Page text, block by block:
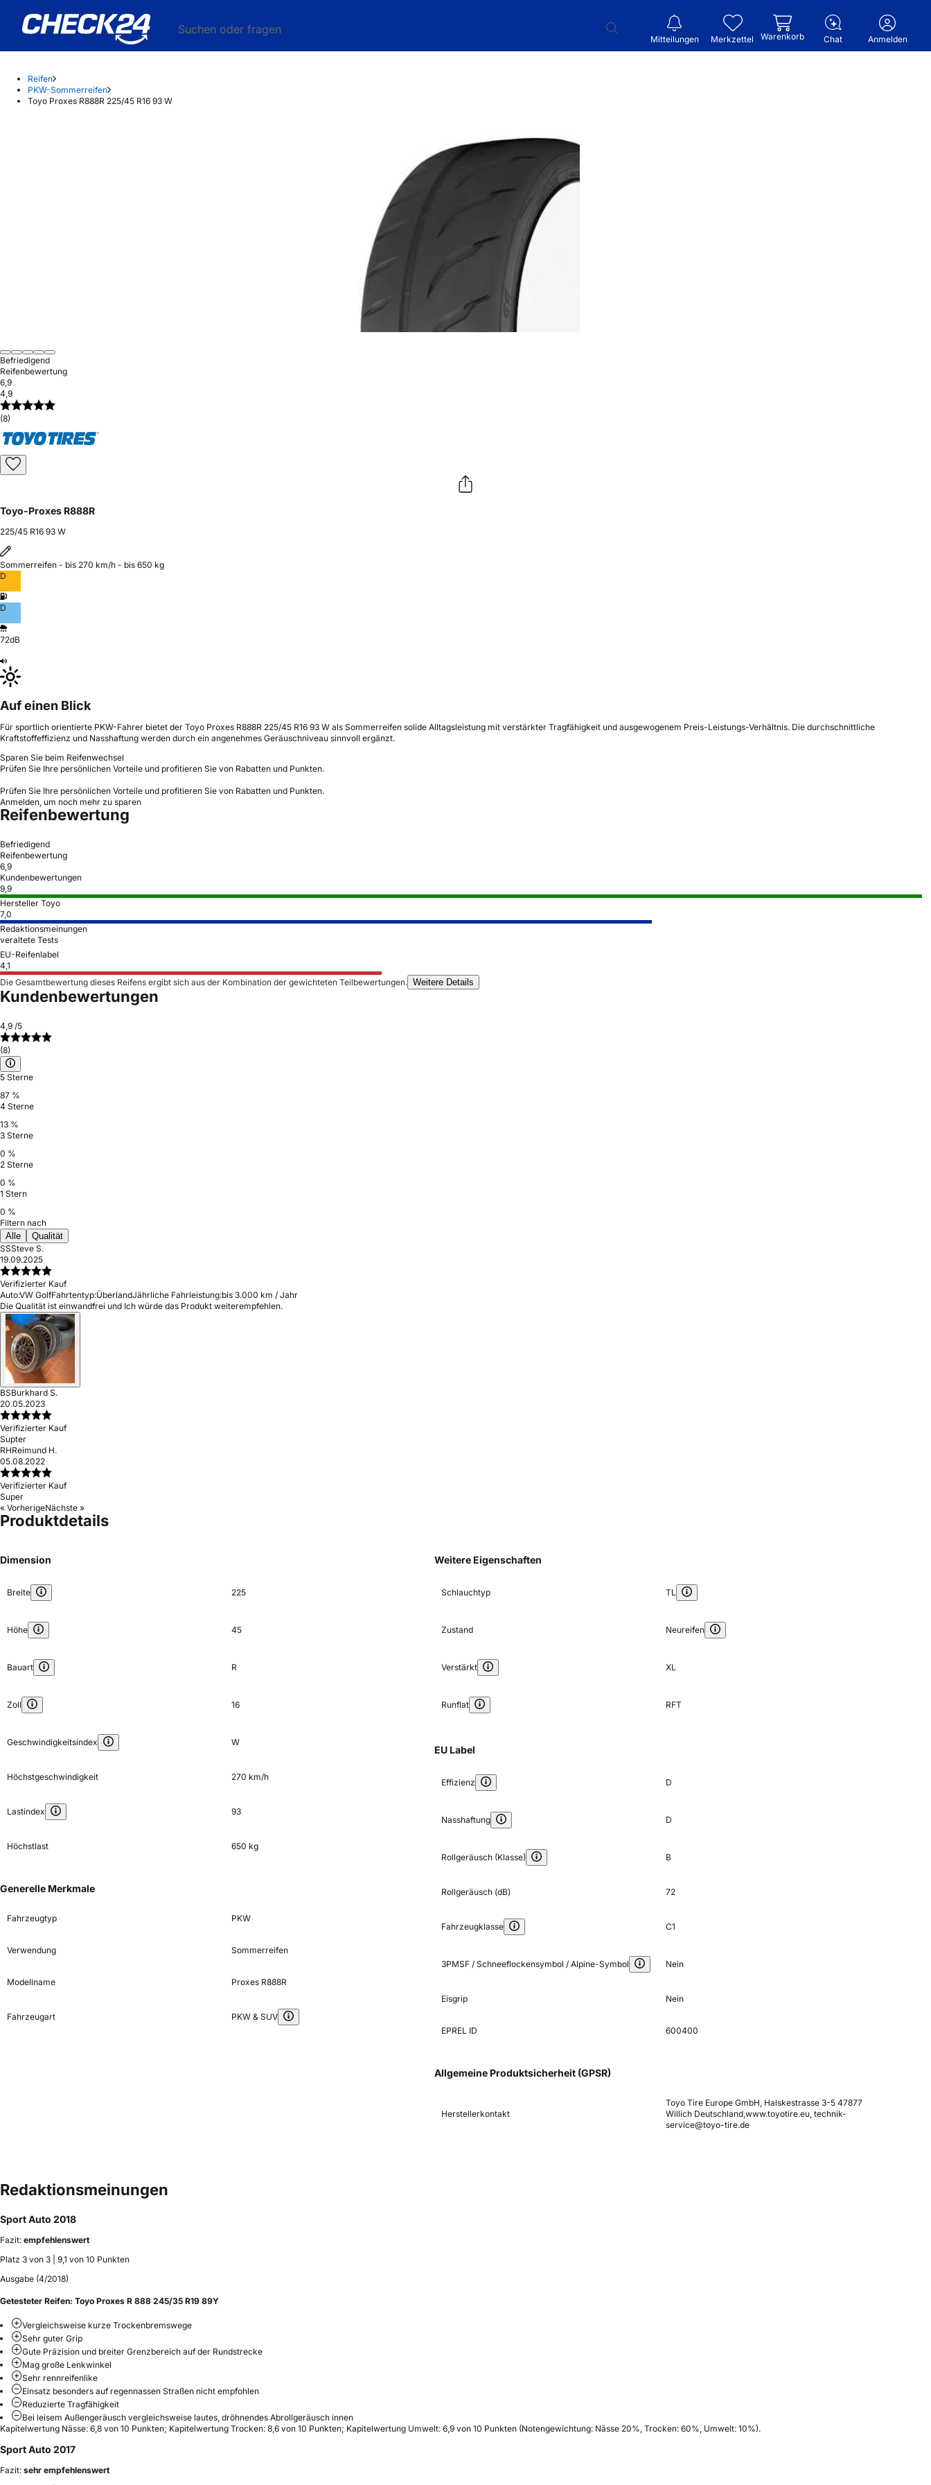
Suchen oder fragen
Mitteilungen Merkzettel Warenkorb Chat Anmelden
Reifen
PKW-Sommerreifen
Toyo Proxes R888R 225/45 R16 93 W
Befriedigend
Reifenbewertung
6,9
4,9
(8)
Toyo-Proxes R888R
225/45 R16 93 W
Sommerreifen - bis 270 km/h - bis 650 kg
D
D
72dB
Auf einen Blick
Für sportlich orientierte PKW-Fahrer bietet der Toyo Proxes R888R 225/45 R16 93 W als Sommerreifen solide Alltagsleistung mit verstärkter Tragfähigkeit und ausgewogenem Preis-Leistungs-Verhältnis. Die durchschnittliche
Kraftstoffeffizienz und Nasshaftung werden durch ein angenehmes Geräuschniveau sinnvoll ergänzt.
Sparen Sie beim Reifenwechsel
Prüfen Sie Ihre persönlichen Vorteile und profitieren Sie von Rabatten und Punkten.
Prüfen Sie Ihre persönlichen Vorteile und profitieren Sie von Rabatten und Punkten.
Anmelden, um noch mehr zu sparen
Reifenbewertung
Befriedigend
Reifenbewertung
6,9
Kundenbewertungen
9,9
Hersteller Toyo
7,0
Redaktionsmeinungen
veraltete Tests
EU-Reifenlabel
4,1
Die Gesamtbewertung dieses Reifens ergibt sich aus der Kombination der gewichteten Teilbewertungen. Weitere Details
Kundenbewertungen
4,9 /5
(8)
5 Sterne
87 %
4 Sterne
13 %
3 Sterne
0 %
2 Sterne
0 %
1 Stern
0 %
Filtern nach
Alle
Qualität
SSSteve S.
19.09.2025
Verifizierter Kauf
Auto:VW GolfFahrtentyp:ÜberlandJährliche Fahrleistung:bis 3.000 km / Jahr
Die Qualität ist einwandfrei und Ich würde das Produkt weiterempfehlen.
BSBurkhard S.
20.05.2023
Verifizierter Kauf
Supter
RHReimund H.
05.08.2022
Verifizierter Kauf
Super
« VorherigeNächste »
Produktdetails
Dimension
Breite 225
Höhe 45
Bauart R
Zoll 16
Geschwindigkeitsindex W
Höchstgeschwindigkeit 270 km/h
Lastindex 93
Höchstlast 650 kg
Generelle Merkmale
Fahrzeugtyp PKW
Verwendung Sommerreifen
Modellname Proxes R888R
Fahrzeugart PKW & SUV
Weitere Eigenschaften
Schlauchtyp TL
Zustand Neureifen
Verstärkt XL
Runflat RFT
EU Label
Effizienz D
Nasshaftung D
Rollgeräusch (Klasse) B
Rollgeräusch (dB) 72
Fahrzeugklasse C1
3PMSF / Schneeflockensymbol / Alpine-Symbol Nein
Eisgrip Nein
EPREL ID 600400
Allgemeine Produktsicherheit (GPSR)
Herstellerkontakt
Toyo Tire Europe GmbH, Halskestrasse 3-5 47877
Willich Deutschland,www.toyotire.eu, technik-
service@toyo-tire.de
Redaktionsmeinungen
Sport Auto 2018
Fazit: empfehlenswert
Platz 3 von 3 | 9,1 von 10 Punkten
Ausgabe (4/2018)
Getesteter Reifen: Toyo Proxes R 888 245/35 R19 89Y
Vergleichsweise kurze Trockenbremswege
Sehr guter Grip
Gute Präzision und breiter Grenzbereich auf der Rundstrecke
Mag große Lenkwinkel
Sehr rennreifenlike
Einsatz besonders auf regennassen Straßen nicht empfohlen
Reduzierte Tragfähigkeit
Bei leisem Außengeräusch vergleichsweise lautes, dröhnendes Abrollgeräusch innen
Kapitelwertung Nässe: 6,8 von 10 Punkten; Kapitelwertung Trocken: 8,6 von 10 Punkten; Kapitelwertung Umwelt: 6,9 von 10 Punkten (Notengewichtung: Nässe 20%, Trocken: 60%, Umwelt: 10%).
Sport Auto 2017
Fazit: sehr empfehlenswert